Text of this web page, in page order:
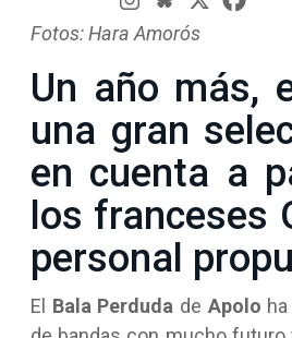
Fotos: Hara Amorós
Un año más,
una gran
en cuenta a
los franceses
personal
El Bala Perduda de Apolo